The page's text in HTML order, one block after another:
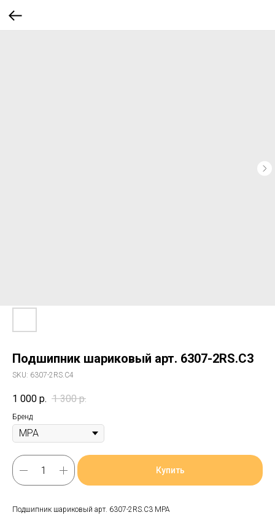
Подшипник шариковый арт. 6307-2RS.C3
SKU: 6307-2RS.C4
1 000 р. 1 300 р.
Бренд
Купить
Подшипник шариковый арт. 6307-2RS.C3 MPA